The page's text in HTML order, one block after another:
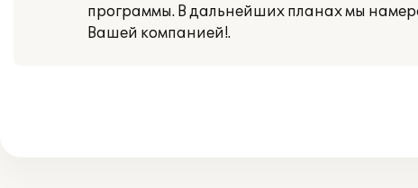
программы. В дальнейших планах мы
Вашей компанией!.